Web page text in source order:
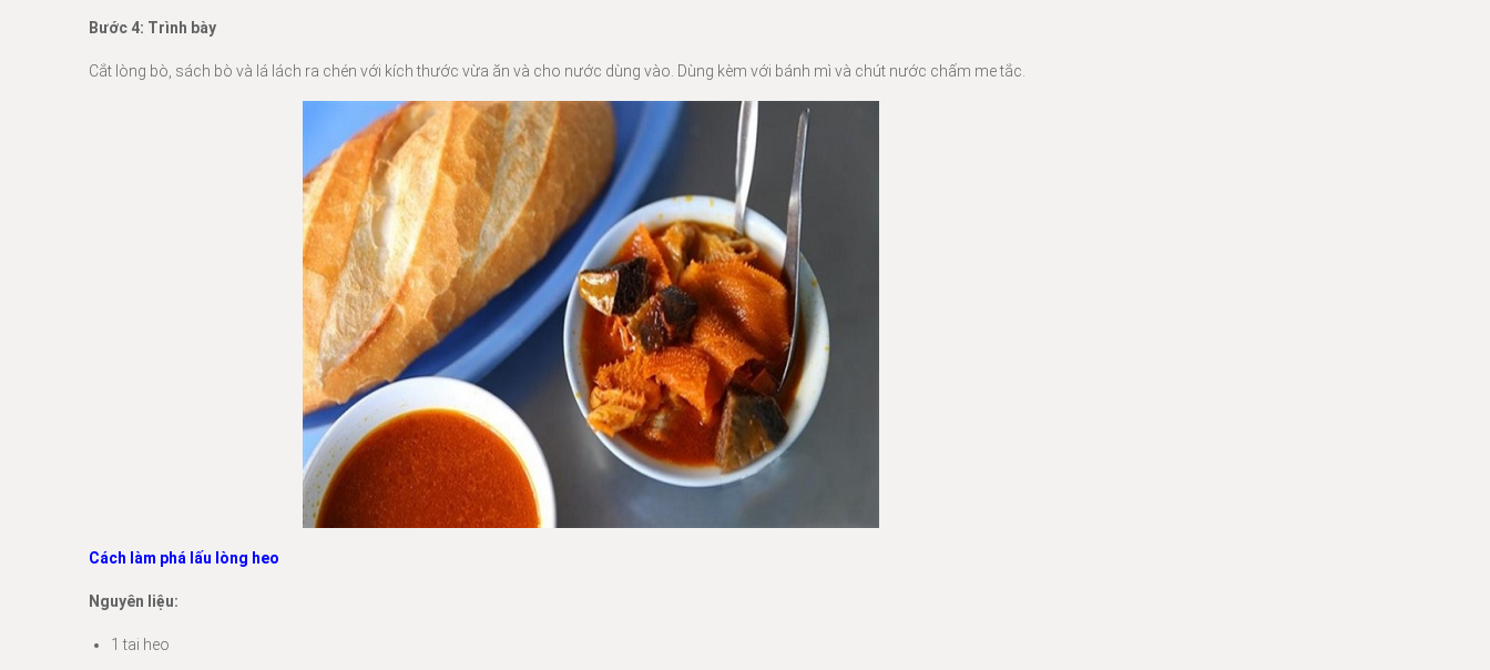
Bước 4: Trình bày
Cắt lòng bò, sách bò và lá lách ra chén với kích thước vừa ăn và cho nước dùng vào. Dùng kèm với bánh mì và chút nước chấm me tắc.
Cách làm phá lấu lòng heo
Nguyên liệu:
1 tai heo